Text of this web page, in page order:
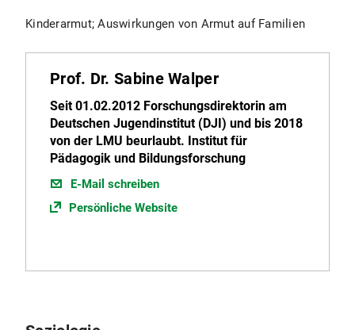
Kinderarmut; Auswirkungen von Armut auf Familien
Prof. Dr. Sabine Walper
Seit 01.02.2012 Forschungsdirektorin am
Deutschen Jugendinstitut (DJI) und bis 2018
von der LMU beurlaubt. Institut für
Pädagogik und Bildungsforschung
E-Mail schreiben
Persönliche Website